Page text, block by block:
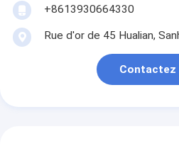
+8613930664330
Rue d'or de 45 Hualian,
Contactez